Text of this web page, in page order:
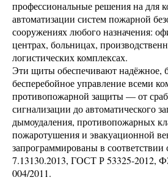
профессиональные решения на для
автоматизации систем пожарной
сооружениях любого назначения:
центрах, больницах,
логистических комплексах.
Эти щиты обеспечивают надёжное,
бесперебойное управление всеми
противопожарной защиты — от
сигнализации до автоматического
дымоудаления, противопожарных
пожаротушения и эвакуационной
запрограммированы в
7.13130.2013, ГОСТ Р 53325-2012,
004/2011.